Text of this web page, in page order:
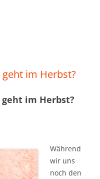
im Herbst?
im Herbst?
Während
wir uns
noch den